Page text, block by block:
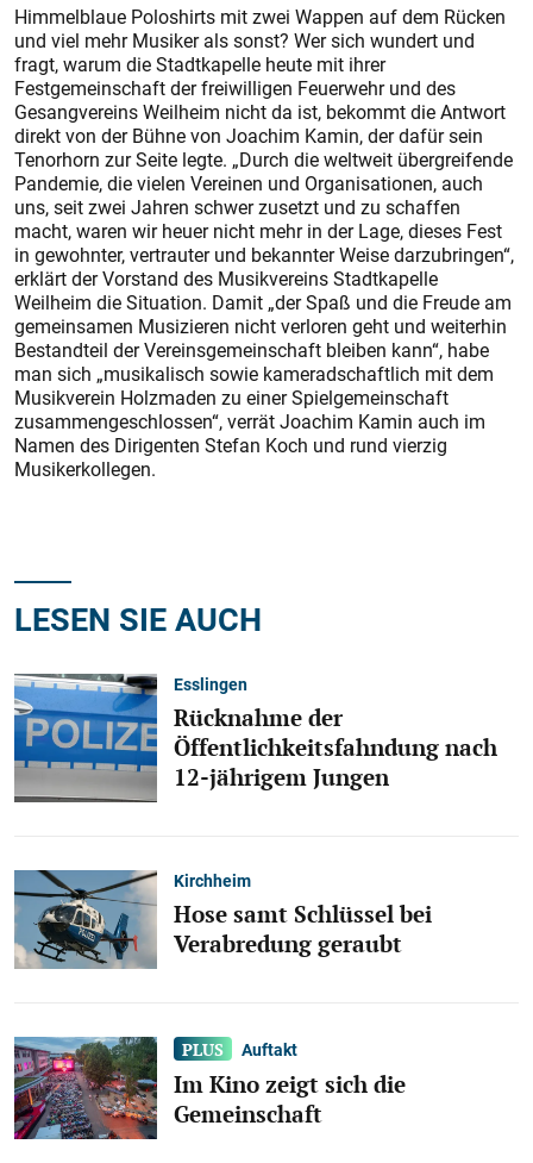
Himmelblaue Poloshirts mit zwei Wappen auf dem Rücken
und viel mehr Musiker als sonst? Wer sich wundert und
fragt, warum die Stadtkapelle heute mit ihrer
Festgemeinschaft der freiwilligen Feuerwehr und des
Gesangvereins Weilheim nicht da ist, bekommt die Antwort
direkt von der Bühne von Joachim Kamin, der dafür sein
Tenorhorn zur Seite legte. „Durch die weltweit übergreifende
Pandemie, die vielen Vereinen und Organisationen, auch
uns, seit zwei Jahren schwer zusetzt und zu schaffen
macht, waren wir heuer nicht mehr in der Lage, dieses Fest
in gewohnter, vertrauter und bekannter Weise darzubringen“,
erklärt der Vorstand des Musikvereins Stadtkapelle
Weilheim die Situation. Damit „der Spaß und die Freude am
gemeinsamen Musizieren nicht verloren geht und weiterhin
Bestandteil der Vereinsgemeinschaft bleiben kann“, habe
man sich „musikalisch sowie kameradschaftlich mit dem
Musikverein Holzmaden zu einer Spielgemeinschaft
zusammengeschlossen“, verrät Joachim Kamin auch im
Namen des Dirigenten Stefan Koch und rund vierzig
Musikerkollegen.
LESEN SIE AUCH
Esslingen
Rücknahme der
Öffentlichkeitsfahndung nach
12-jährigem Jungen
Kirchheim
Hose samt Schlüssel bei
Verabredung geraubt
Auftakt
Im Kino zeigt sich die
Gemeinschaft